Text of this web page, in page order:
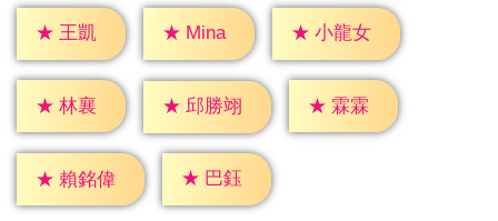
★ 王凱 ★ Mina ★ 小龍女
★ 林襄 ★ 邱勝翊 ★ 霖霖
★ 賴銘偉 ★ 巴鈺